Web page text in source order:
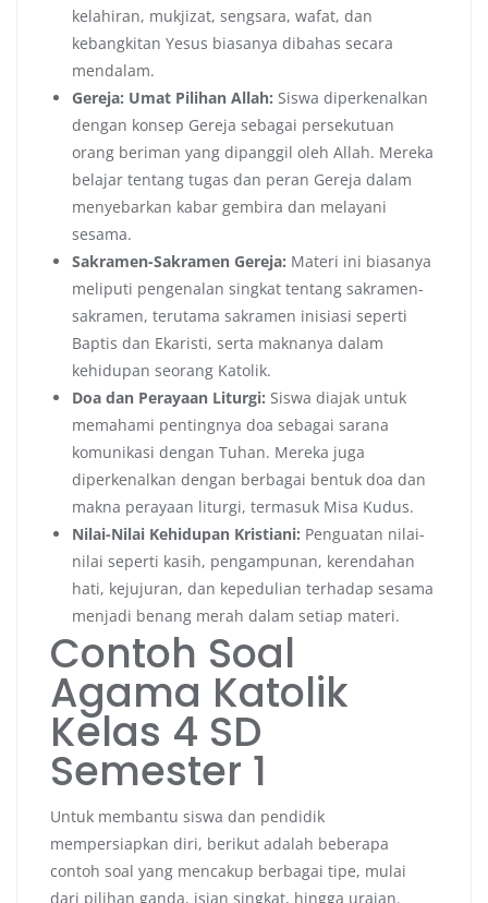
kelahiran, mukjizat, sengsara, wafat, dan
kebangkitan Yesus biasanya dibahas secara
mendalam.
Gereja: Umat Pilihan Allah: Siswa diperkenalkan
dengan konsep Gereja sebagai persekutuan
orang beriman yang dipanggil oleh Allah. Mereka
belajar tentang tugas dan peran Gereja dalam
menyebarkan kabar gembira dan melayani
sesama.
Sakramen-Sakramen Gereja: Materi ini biasanya
meliputi pengenalan singkat tentang sakramen-
sakramen, terutama sakramen inisiasi seperti
Baptis dan Ekaristi, serta maknanya dalam
kehidupan seorang Katolik.
Doa dan Perayaan Liturgi: Siswa diajak untuk
memahami pentingnya doa sebagai sarana
komunikasi dengan Tuhan. Mereka juga
diperkenalkan dengan berbagai bentuk doa dan
makna perayaan liturgi, termasuk Misa Kudus.
Nilai-Nilai Kehidupan Kristiani: Penguatan nilai-
nilai seperti kasih, pengampunan, kerendahan
hati, kejujuran, dan kepedulian terhadap sesama
menjadi benang merah dalam setiap materi.
Contoh Soal
Agama Katolik
Kelas 4 SD
Semester 1
Untuk membantu siswa dan pendidik
mempersiapkan diri, berikut adalah beberapa
contoh soal yang mencakup berbagai tipe, mulai
dari pilihan ganda, isian singkat, hingga uraian.